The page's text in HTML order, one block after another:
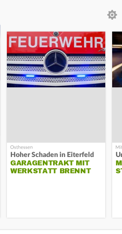
Hoher Schaden in Eiterfeld
GARAGENTRAKT MIT
WERKSTATT BRENNT